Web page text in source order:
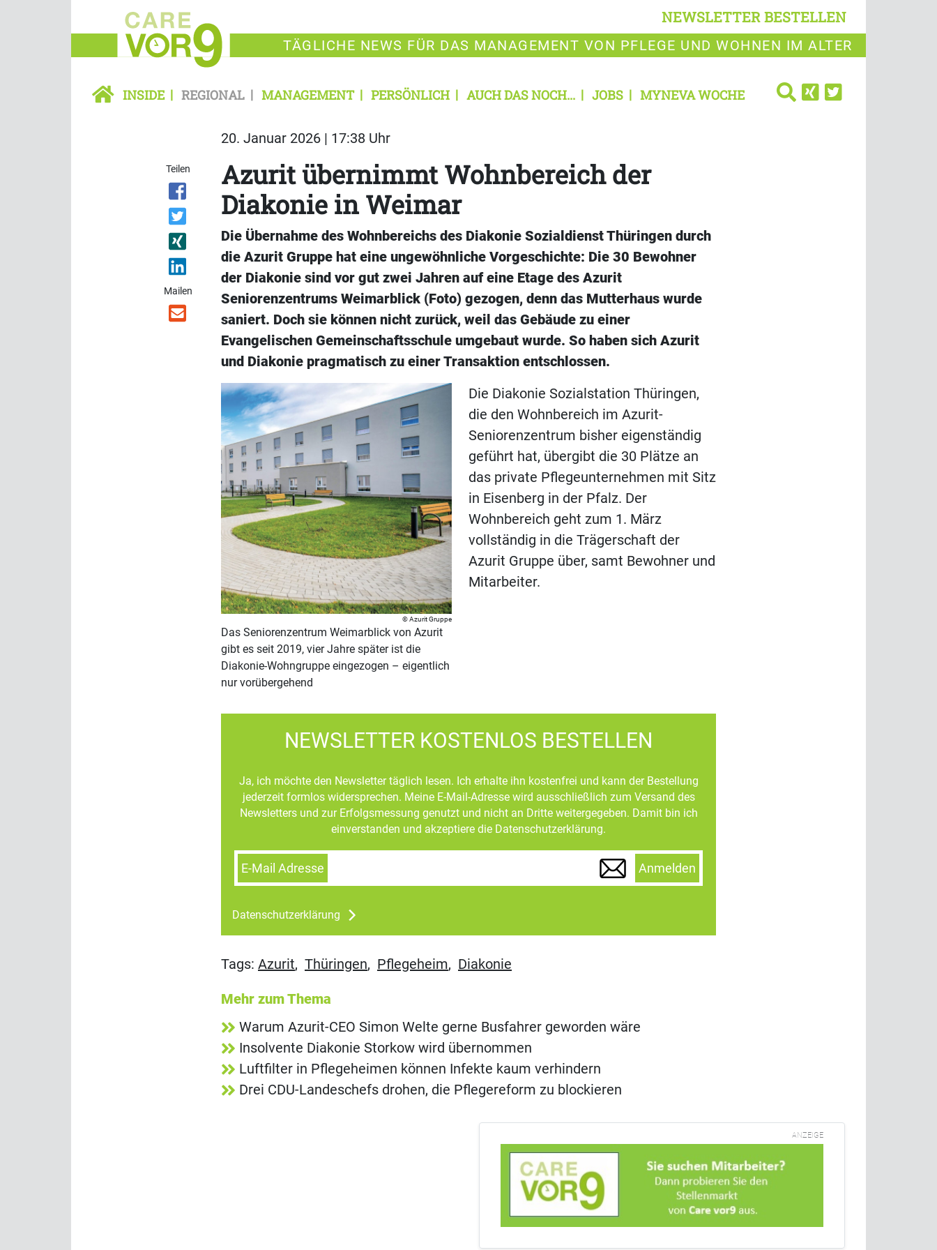
NEWSLETTER BESTELLEN
TÄGLICHE NEWS FÜR DAS MANAGEMENT VON PFLEGE UND WOHNEN IM ALTER
INSIDE REGIONAL MANAGEMENT PERSÖNLICH AUCH DAS NOCH... JOBS MYNEVA WOCHE
20. Januar 2026 | 17:38 Uhr
Teilen
Mailen
Azurit übernimmt Wohnbereich der
Diakonie in Weimar
Die Übernahme des Wohnbereichs des Diakonie Sozialdienst Thüringen durch
die Azurit Gruppe hat eine ungewöhnliche Vorgeschichte: Die 30 Bewohner
der Diakonie sind vor gut zwei Jahren auf eine Etage des Azurit
Seniorenzentrums Weimarblick (Foto) gezogen, denn das Mutterhaus wurde
saniert. Doch sie können nicht zurück, weil das Gebäude zu einer
Evangelischen Gemeinschaftsschule umgebaut wurde. So haben sich Azurit
und Diakonie pragmatisch zu einer Transaktion entschlossen.
Azurit Gruppe
Das Seniorenzentrum Weimarblick von Azurit
gibt es seit 2019, vier Jahre später ist die
Diakonie-Wohngruppe eingezogen – eigentlich
nur vorübergehend
Die Diakonie Sozialstation Thüringen,
die den Wohnbereich im Azurit-
Seniorenzentrum bisher eigenständig
geführt hat, übergibt die 30 Plätze an
das private Pflegeunternehmen mit Sitz
in Eisenberg in der Pfalz. Der
Wohnbereich geht zum 1. März
vollständig in die Trägerschaft der
Azurit Gruppe über, samt Bewohner und
Mitarbeiter.
NEWSLETTER KOSTENLOS BESTELLEN
Ja, ich möchte den Newsletter täglich lesen. Ich erhalte ihn kostenfrei und kann der Bestellung
jederzeit formlos widersprechen. Meine E-Mail-Adresse wird ausschließlich zum Versand des
Newsletters und zur Erfolgsmessung genutzt und nicht an Dritte weitergegeben. Damit bin ich
einverstanden und akzeptiere die Datenschutzerklärung.
E-Mail Adresse Anmelden
Datenschutzerklärung
Tags: Azurit, Thüringen, Pflegeheim, Diakonie
Mehr zum Thema
Warum Azurit-CEO Simon Welte gerne Busfahrer geworden wäre
Insolvente Diakonie Storkow wird übernommen
Luftfilter in Pflegeheimen können Infekte kaum verhindern
Drei CDU-Landeschefs drohen, die Pflegereform zu blockieren
ANZEIGE